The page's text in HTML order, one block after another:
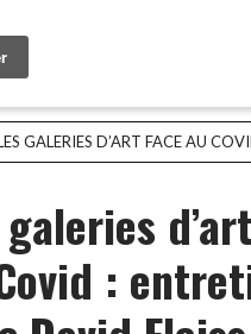
GALERIES D’ART FACE AU
: